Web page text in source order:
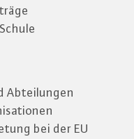
Abteilungen
bei der EU